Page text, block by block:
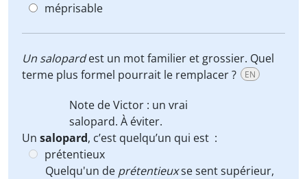
méprisable
Un salopardest un mot familier et grossier. Quel
terme plus formel pourrait le remplacer ?
EN
Note de Victor : un vrai
salopard. À éviter.
Un salopard, c’est quelqu’un qui est :
prétentieux
Quelqu'un de prétentieuxse sent supérieur,